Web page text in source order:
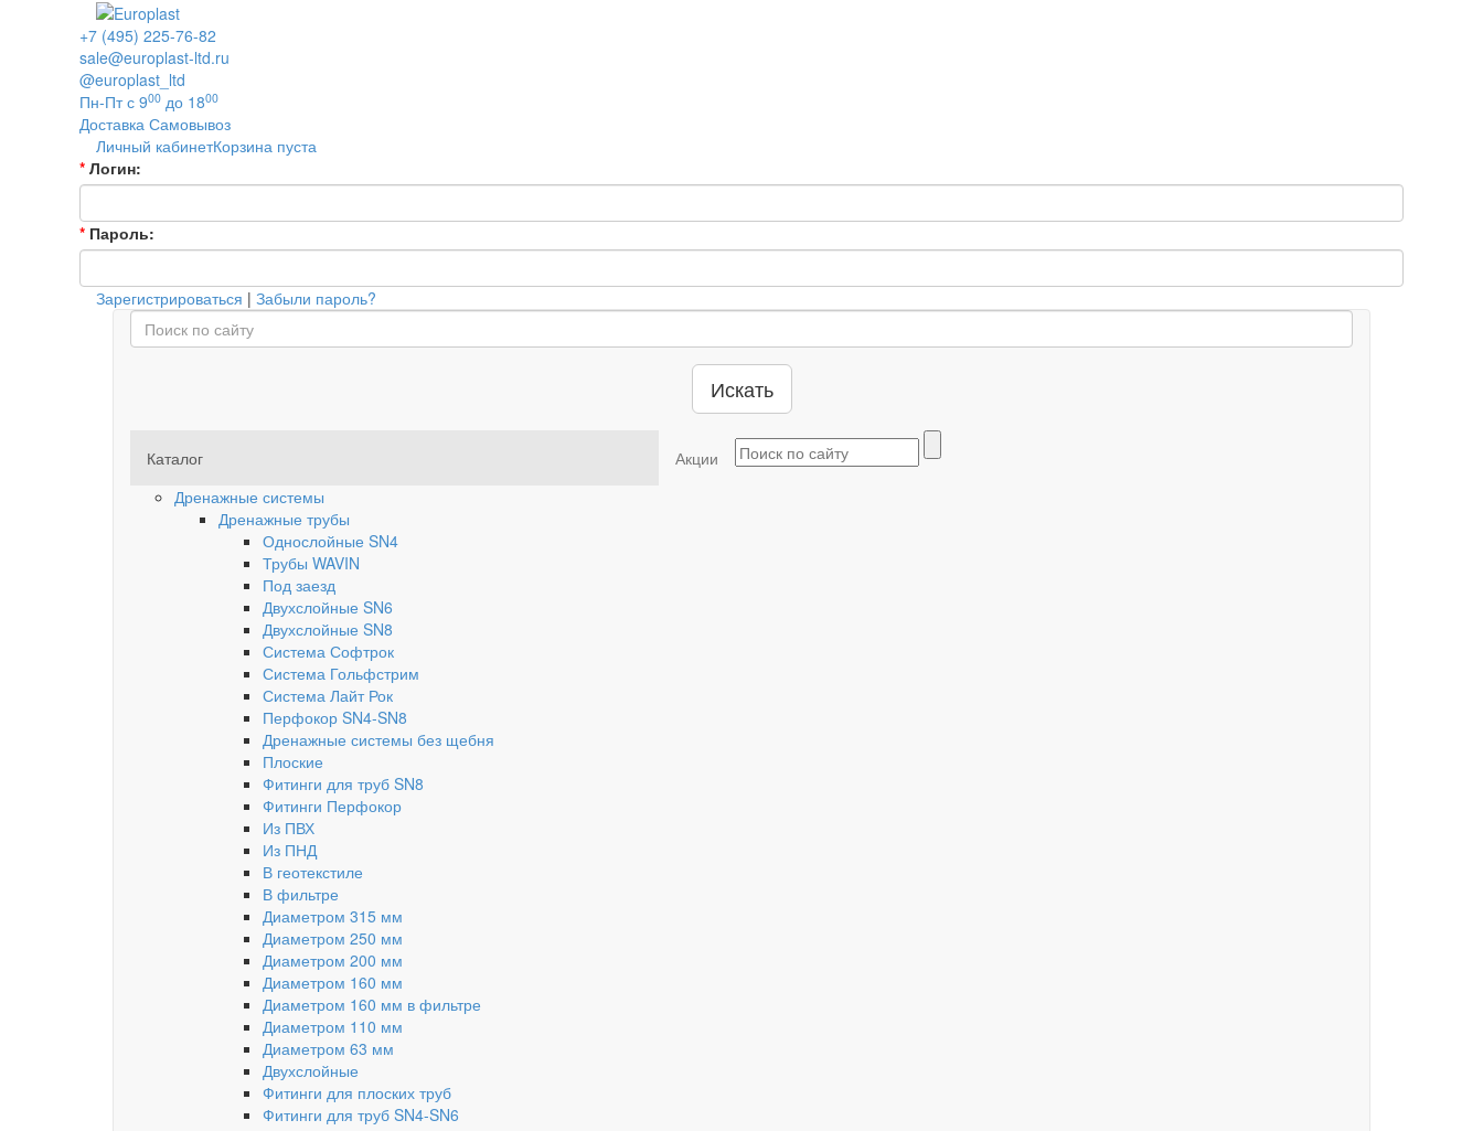
+7 (495) 225-76-82
sale@europlast-ltd.ru
@europlast_ltd
Пн-Пт с 900 до 1800
Доставка Самовывоз
Личный кабинетКорзина пуста
* Логин:
* Пароль:
Зарегистрироваться | Забыли пароль?
Искать
Каталог
Дренажные системы
Дренажные трубы
Однослойные SN4
Трубы WAVIN
Под заезд
Двухслойные SN6
Двухслойные SN8
Система Софтрок
Система Гольфстрим
Система Лайт Рок
Перфокор SN4-SN8
Дренажные системы без щебня
Плоские
Фитинги для труб SN8
Фитинги Перфокор
Из ПВХ
Из ПНД
В геотекстиле
В фильтре
Диаметром 315 мм
Диаметром 250 мм
Диаметром 200 мм
Диаметром 160 мм
Диаметром 160 мм в фильтре
Диаметром 110 мм
Диаметром 63 мм
Двухслойные
Фитинги для плоских труб
Фитинги для труб SN4-SN6
Акции